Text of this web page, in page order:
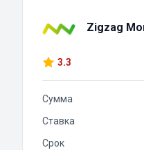
Zigzag
3.3
Сумма
Ставка
Срок